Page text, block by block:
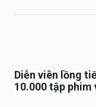
Diễn viên lồng
10.000 tập phim